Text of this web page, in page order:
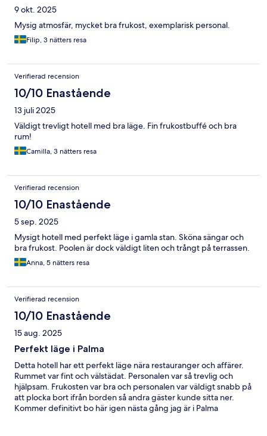
9 okt. 2025
Mysig atmosfär, mycket bra frukost, exemplarisk personal.
Filip, 3 nätters resa
Verifierad recension
10/10 Enastående
13 juli 2025
Väldigt trevligt hotell med bra läge. Fin frukostbuffé och bra
rum!
Camilla, 3 nätters resa
Verifierad recension
10/10 Enastående
5 sep. 2025
Mysigt hotell med perfekt läge i gamla stan. Sköna sängar och
bra frukost. Poolen är dock väldigt liten och trångt på terrassen.
Anna, 5 nätters resa
Verifierad recension
10/10 Enastående
15 aug. 2025
Perfekt läge i Palma
Detta hotell har ett perfekt läge nära restauranger och affärer.
Rummet var fint och välstädat. Personalen var så trevlig och
hjälpsam. Frukosten var bra och personalen var väldigt snabb på
att plocka bort ifrån borden så andra gäster kunde sitta ner.
Kommer definitivt bo här igen nästa gång jag är i Palma